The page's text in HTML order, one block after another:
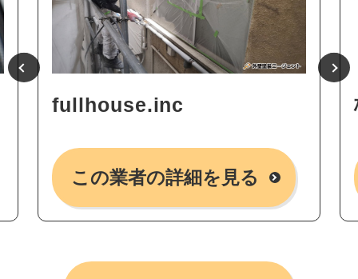
fullhouse.inc
この業者の詳細を見る